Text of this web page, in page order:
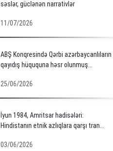
səslər, güclənən narrativlər
11/07/2026
ABŞ Konqresində Qərbi azərbaycanlıların
qayıdış hüququna həsr olunmuş...
25/06/2026
İyun 1984, Amritsar hadisələri:
Hindistanın etnik azlıqlara qarşı tran...
03/06/2026